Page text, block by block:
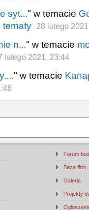
syt..." w temacie
tematy 28 lutego
n..." w temacie
lutego 2021, 23:44
" w temacie
Forum
Baza firm
Galeria
Projekty